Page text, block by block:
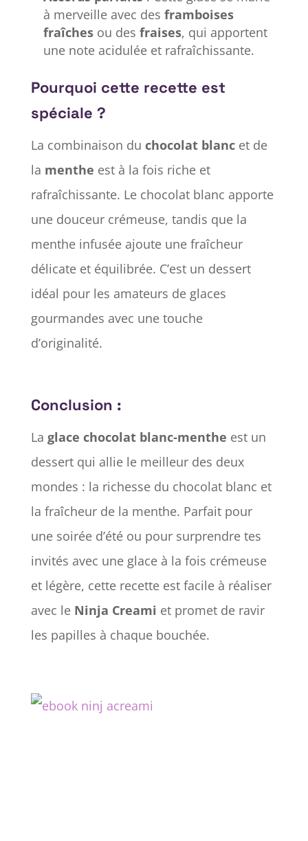
à merveille avec des framboises
fraîchesou des fraises, qui apportent
une note acidulée et rafraîchissante.
Pourquoi cette recette est
spéciale ?
La combinaison du chocolat blancet de
la menthe est à la fois riche et
rafraîchissante. Le chocolat blanc apporte
une douceur crémeuse, tandis que la
menthe infusée ajoute une fraîcheur
délicate et équilibrée. C’est un dessert
idéal pour les amateurs de glaces
gourmandes avec une touche
d’originalité.
Conclusion :
La glace chocolat blanc-menthe est un
dessert qui allie le meilleur des deux
mondes : la richesse du chocolat blanc et
la fraîcheur de la menthe. Parfait pour
une soirée d’été ou pour surprendre tes
invités avec une glace à la fois crémeuse
et légère, cette recette est facile à réaliser
avec le Ninja Creami et promet de ravir
les papilles à chaque bouchée.